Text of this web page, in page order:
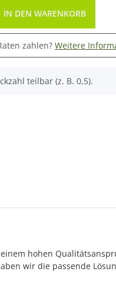
IN DEN WARENKORB
zahlen? Weitere
teilbar (z. B. 0,5).
hohen
wir die passende